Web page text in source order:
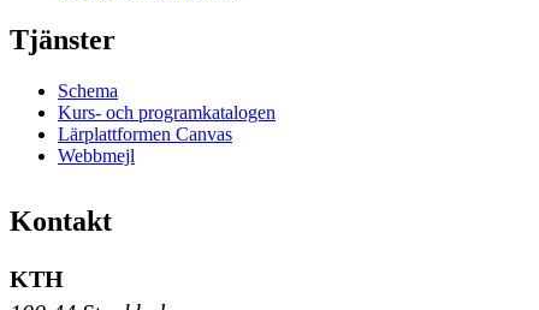
Tjänster
Schema
Kurs- och programkatalogen
Lärplattformen Canvas
Webbmejl
Kontakt
KTH